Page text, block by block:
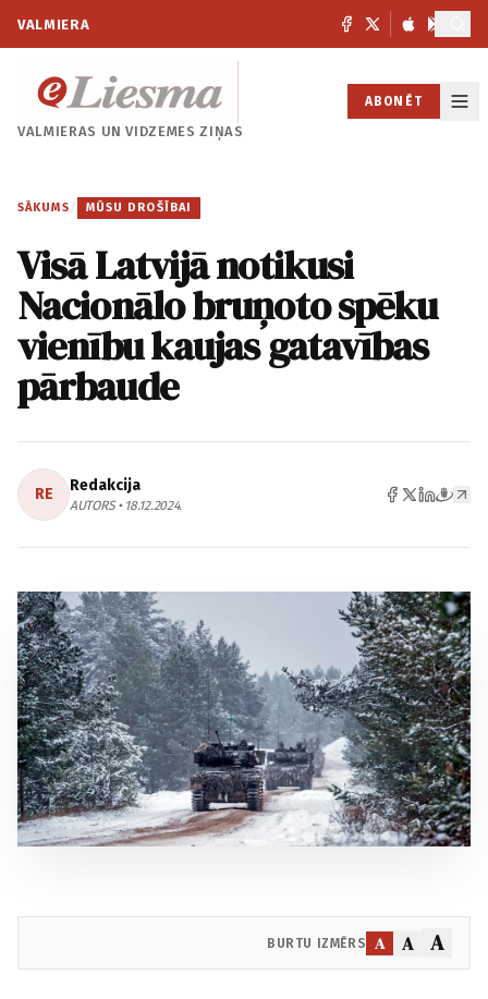
VALMIERA
VALMIERAS UNVIDZEMES ZIŅAS
ABONĒT
SĀKUMS / MŪSU DROŠĪBAI
Visā Latvijā notikusi
Nacionālo bruņoto spēku
vienību kaujas gatavības
pārbaude
RE Redakcija
AUTORS • 18.12.2024.
BURTU IZMĒRS A A A